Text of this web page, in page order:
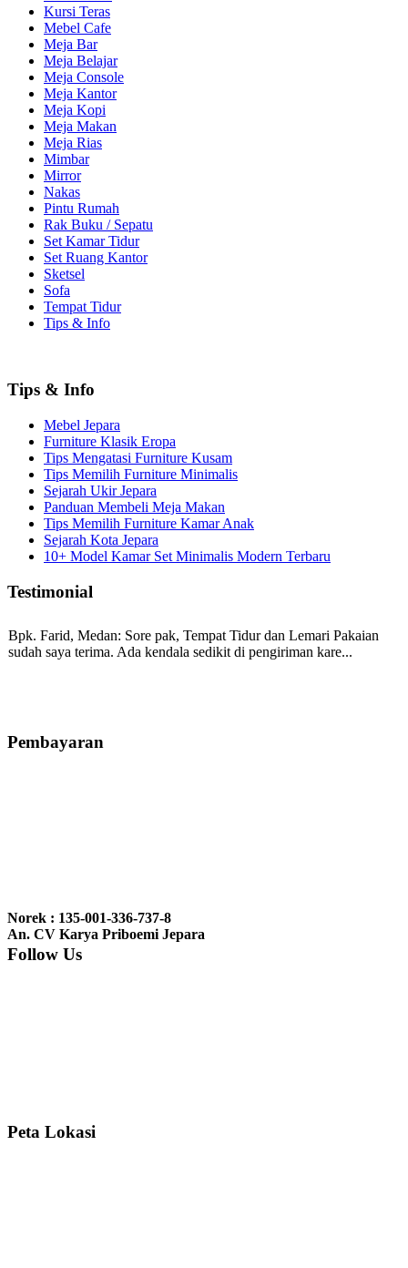
Kursi Teras
Mebel Cafe
Meja Bar
Meja Belajar
Meja Console
Meja Kantor
Meja Kopi
Meja Makan
Meja Rias
Mimbar
Mirror
Nakas
Pintu Rumah
Rak Buku / Sepatu
Set Kamar Tidur
Set Ruang Kantor
Sketsel
Sofa
Tempat Tidur
Tips & Info
Tips & Info
Mebel Jepara
Furniture Klasik Eropa
Tips Mengatasi Furniture Kusam
Tips Memilih Furniture Minimalis
Sejarah Ukir Jepara
Panduan Membeli Meja Makan
Tips Memilih Furniture Kamar Anak
Sejarah Kota Jepara
10+ Model Kamar Set Minimalis Modern Terbaru
Testimonial
Bpk. Farid, Medan: Sore pak, Tempat Tidur dan Lemari Pakaian
sudah saya terima. Ada kendala sedikit di pengiriman kare...
bale2 dan kursi teras saya sudah saya terima dan p...
nyesel deh beli geby...
Pembayaran
Norek : 135-001-336-737-8
An. CV Karya Priboemi Jepara
Follow Us
Peta Lokasi